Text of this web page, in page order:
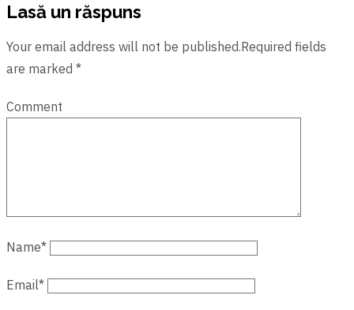
Lasă un răspuns
Your email address will not be published.Required fields
are marked *
Comment
Name*
Email*